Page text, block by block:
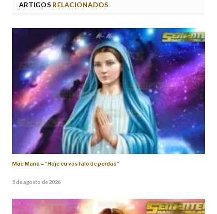
ARTIGOSRELACIONADOS
Mãe Maria – “Hoje eu vos falo de perdão”
5 de agosto de 2026